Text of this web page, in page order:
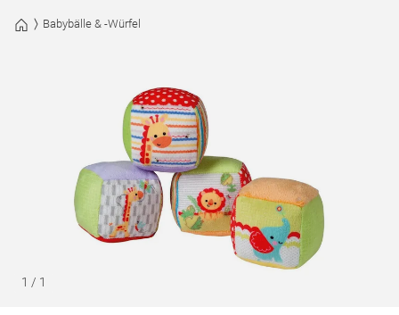
Babybälle & -Würfel
1 / 1